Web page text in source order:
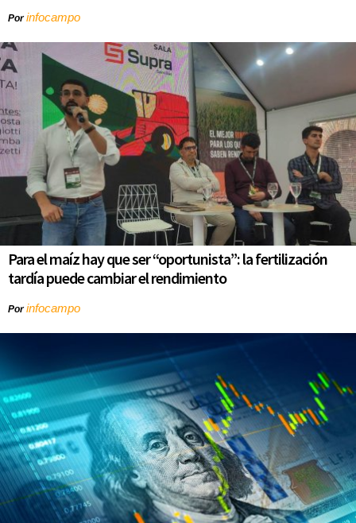
Porinfocampo
Para el maíz hay que ser “oportunista”: la fertilización
tardía puede cambiar el rendimiento
Porinfocampo